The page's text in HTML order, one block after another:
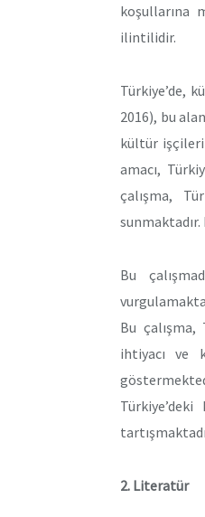
koşullarına
ilintilidir.
Türkiye’de,
2016), bu
kültür
amacı,
çalışma,
Bu
Bu
ihtiyacı ve
2. Literatür